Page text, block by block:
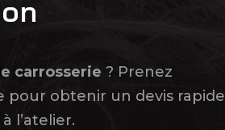
carrosserie ? Prenez
obtenir un devis rapide
l’atelier.